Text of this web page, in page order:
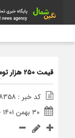
قیمت ۲۵۰ هزار تومانی گوشت گرم گوسفندی
کد خبر : 8358
۳۰ بهمن ۱۴۰۱ - ۸:۲۴